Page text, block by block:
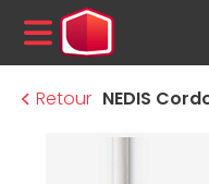
MENU
Retour